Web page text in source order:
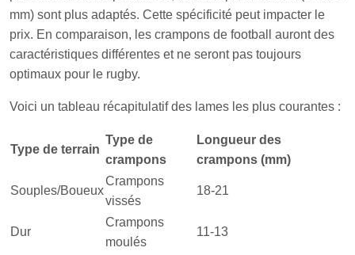
mm) sont plus adaptés. Cette spécificité peut impacter le
prix. En comparaison, les crampons de football auront des
caractéristiques différentes et ne seront pas toujours
optimaux pour le rugby.
Voici un tableau récapitulatif des lames les plus courantes :
Type de terrain
Type de
crampons
Longueur des
crampons (mm)
Souples/Boueux
Crampons
vissés
18-21
Dur
Crampons
moulés
11-13